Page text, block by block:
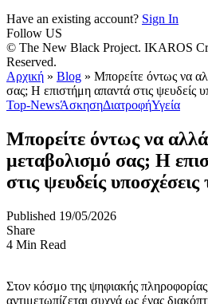
Have an existing account? Sign In
Follow US
© The New Black Project. IKAROS
Reserved.
Αρχική » Blog » Μπορείτε όντως να
σας; Η επιστήμη απαντά στις ψευδείς
Top-NewsΆσκησηΔιατροφήΥγεία
Μπορείτε όντως να
μεταβολισμό σας; Η
στις ψευδείς
Published 19/05/2026
Share
4 Min Read
Στον κόσμο της ψηφιακής
αντιμετωπίζεται συχνά ως ένας